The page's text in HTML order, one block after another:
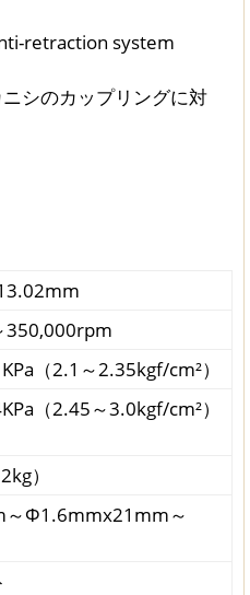
retraction system
シのカップリングに対
350,000rpm
（2.1～2.35kgf/cm²）
（2.45～3.0kgf/cm²）
）
Φ1.6mmx21mm～